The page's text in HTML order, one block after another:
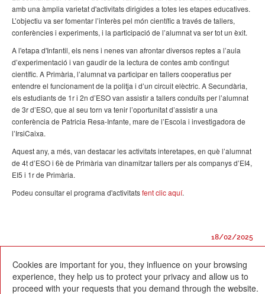
amb una àmplia varietat d'activitats dirigides a totes les etapes educatives.
L’objectiu va ser fomentar l’interès pel món científic a través de tallers,
conferències i experiments, i la participació de l’alumnat va ser tot un èxit.
A l'etapa d'Infantil, els nens i nenes van afrontar diversos reptes a l’aula
d’experimentació i van gaudir de la lectura de contes amb contingut
científic. A Primària, l’alumnat va participar en tallers cooperatius per
entendre el funcionament de la politja i d’un circuit elèctric. A Secundària,
els estudiants de 1r i 2n d’ESO van assistir a tallers conduïts per l’alumnat
de 3r d’ESO, que al seu torn va tenir l’oportunitat d’assistir a una
conferència de Patricia Resa-Infante, mare de l’Escola i investigadora de
l’IrsiCaixa.
Aquest any, a més, van destacar les activitats interetapes, en què l’alumnat
de 4t d’ESO i 6è de Primària van dinamitzar tallers per als companys d’EI4,
EI5 i 1r de Primària.
Podeu consultar el programa d'activitatsfent clic aquí.
18/02/2025
Cookies are important for you, they influence on your browsing
experience, they help us to protect your privacy and allow us to
proceed with your requests that you demand through the website.